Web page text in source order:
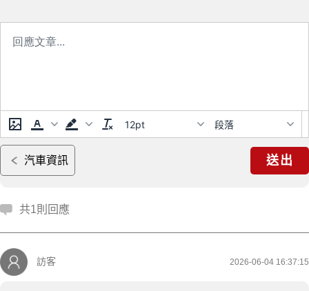
12pt 段落
汽車資訊 送出
共1則回應
訪客 2026-06-04 16:37:15